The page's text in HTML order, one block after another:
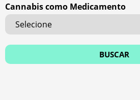
Cannabis como Medicamento